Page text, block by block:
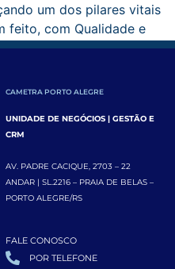
um dos pilares vitais
feito, com Qualidade e
CAMETRA PORTO ALEGRE
UNIDADE DE NEGÓCIOS | GESTÃO E
CRM
AV. PADRE CACIQUE, 2703 – 22
ANDAR | SL.2216 – PRAIA DE BELAS –
PORTO ALEGRE/RS
FALE CONOSCO
POR TELEFONE